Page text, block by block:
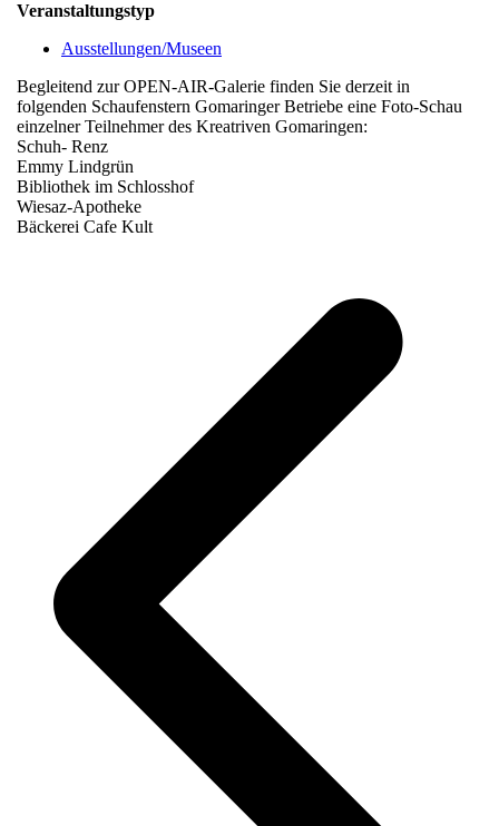
Veranstaltungstyp
Ausstellungen/Museen
Begleitend zur OPEN-AIR-Galerie finden Sie derzeit in
folgenden Schaufenstern Gomaringer Betriebe eine Foto-Schau
einzelner Teilnehmer des Kreatriven Gomaringen:
Schuh- Renz
Emmy Lindgrün
Bibliothek im Schlosshof
Wiesaz-Apotheke
Bäckerei Cafe Kult